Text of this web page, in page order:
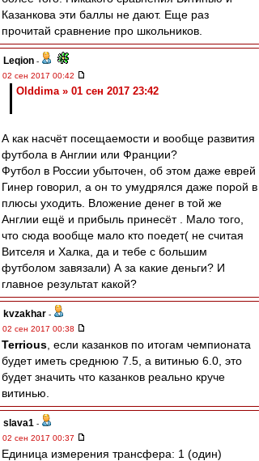
Казанкова эти баллы не дают. Еще раз
прочитай сравнение про школьников.
Leqion -
02 сен 2017 00:42
Olddima » 01 сен 2017 23:42
А как насчёт посещаемости и вообще развития
футбола в Англии или Франции?
Футбол в России убыточен, об этом даже еврей
Гинер говорил, а он то умудрялся даже порой в
плюсы уходить. Вложение денег в той же
Англии ещё и прибыль принесёт . Мало того,
что сюда вообще мало кто поедет( не считая
Витселя и Халка, да и тебе с большим
футболом завязали) А за какие деньги? И
главное результат какой?
kvzakhar -
02 сен 2017 00:38
Terrious , если казанков по итогам чемпионата
будет иметь среднюю 7.5, а витинью 6.0, это
будет значить что казанков реально круче
витинью.
slava1 -
02 сен 2017 00:37
Единица измерения трансфера: 1 (один)